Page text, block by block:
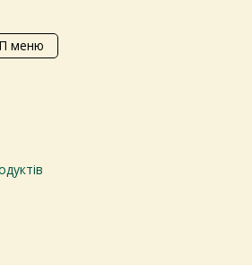
меню
Самовивіз з магазинів
Egastronom